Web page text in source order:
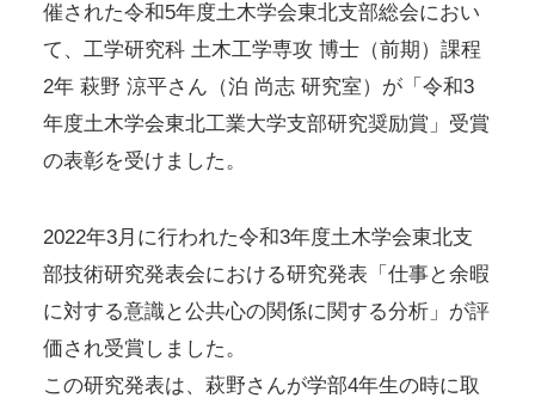
催された令和5年度土木学会東北支部総会におい
て、工学研究科 土木工学専攻 博士（前期）課程
2年 萩野 涼平さん（泊 尚志 研究室）が「令和3
年度土木学会東北工業大学支部研究奨励賞」受賞
の表彰を受けました。
2022年3月に行われた令和3年度土木学会東北支
部技術研究発表会における研究発表「仕事と余暇
に対する意識と公共心の関係に関する分析」が評
価され受賞しました。
この研究発表は、萩野さんが学部4年生の時に取